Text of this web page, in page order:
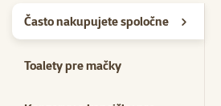
Často nakupujete spoločne
Toalety pre mačky